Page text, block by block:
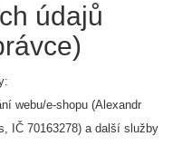
údajů
webu/e-shopu (Alexandr
IČ 70163278) a další služby